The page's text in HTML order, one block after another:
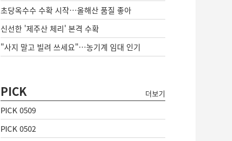
초당옥수수 수확 시작…올해산 품질 좋아
신선한 '제주산 체리' 본격 수확
"사지 말고 빌려 쓰세요"…농기계 임대 인기
PICK 더보기
PICK 0509
PICK 0502